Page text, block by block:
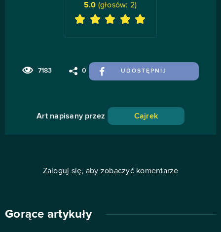
7183 0 UDOSTĘPNIJ
5.0 (głosów: 2)
Art napisany przez Cajrek
Zaloguj się, aby zobaczyć komentarze
Gorące artykuły